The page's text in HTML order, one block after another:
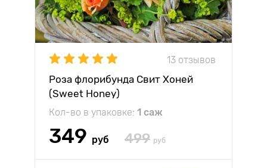
13 отзывов
Роза флорибунда Свит Хоней
(Sweet Honey)
Кол-во в упаковке: 1 саж
349 руб 499 руб